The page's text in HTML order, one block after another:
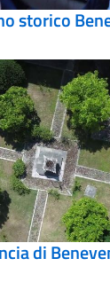
storico
di